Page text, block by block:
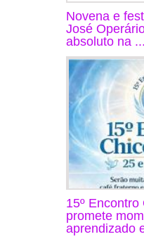
Novena e
José
absoluto na ...
15º
promete
aprendizado